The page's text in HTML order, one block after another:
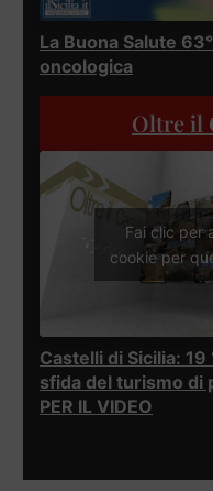
La Buona Salute
oncologica
Oltre il
Fai clic per
cookie per
Castelli di Sicilia: 19
sfida del turismo di
PER IL VIDEO